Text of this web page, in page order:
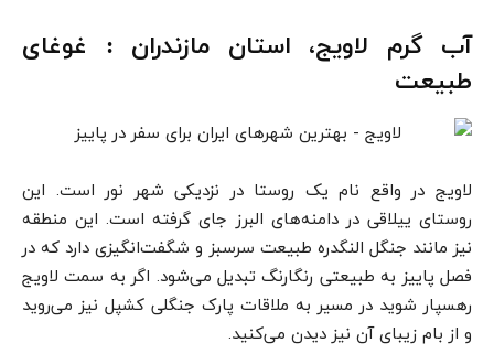
آب گرم لاویج، استان مازندران : غوغای
طبیعت
لاویج در واقع نام یک روستا در نزدیکی شهر نور است. این
روستای ییلاقی در دامنه‌های البرز جای گرفته است. این منطقه
نیز مانند جنگل النگدره طبیعت سرسبز و شگفت‌انگیزی دارد که در
فصل پاییز به طبیعتی رنگارنگ تبدیل می‌شود. اگر به سمت لاویج
رهسپار شوید در مسیر به ملاقات پارک جنگلی کشپل نیز می‌روید
و از بام زیبای آن نیز دیدن می‌کنید.